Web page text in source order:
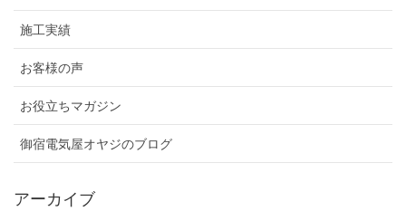
施工実績
お客様の声
お役立ちマガジン
御宿電気屋オヤジのブログ
アーカイブ